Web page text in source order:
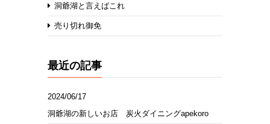
洞爺湖と言えばこれ
売り切れ御免
最近の記事
2024/06/17
洞爺湖の新しいお店 炭火ダイニングapekoro